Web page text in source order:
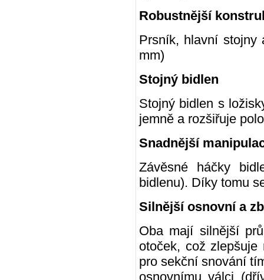
Robustnější
Prsník, hlavní stojny
mm)
Stojný bidlen
Stojný bidlen s
jemně a rozšiřuje
Snadnější
Závěsné háčky
bidlenu). Díky tomu
Silnější osnovní a
Oba mají silnější
otoček, což zlepšuje
pro sekční snování
osnovnímu válci